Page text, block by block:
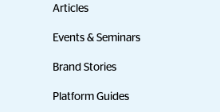
Articles
Events & Seminars
Brand Stories
Platform Guides